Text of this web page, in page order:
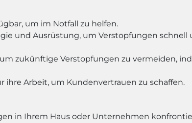
um im Notfall zu helfen.
und Ausrüstung, um Verstopfungen schnell
zukünftige Verstopfungen zu vermeiden,
ihre Arbeit, um Kundenvertrauen zu schaffen.
in Ihrem Haus oder Unternehmen